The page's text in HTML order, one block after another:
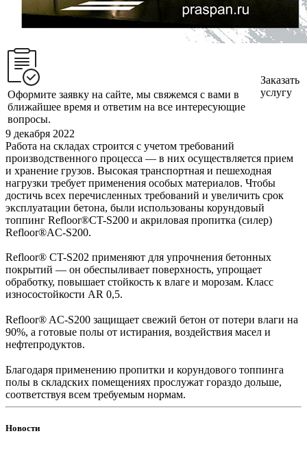
Оформите заявку на сайте, мы свяжемся с вами в
ближайшее время и ответим на все интересующие
вопросы.
Заказать
услугу
9 декабря 2022
Работа на складах строится с учетом требований
производственного процесса — в них осуществляется прием
и хранение грузов. Высокая транспортная и пешеходная
нагрузки требует применения особых материалов. Чтобы
достичь всех перечисленных требований и увеличить срок
эксплуатации бетона, были использованы корундовый
топпинг Refloor®CT-S200 и акриловая пропитка (силер)
Refloor®AC-S200.
Refloor® CT-S202 применяют для упрочнения бетонных
покрытий — он обеспыливает поверхность, упрощает
обработку, повышает стойкость к влаге и морозам. Класс
износостойкости AR 0,5.
Refloor® AC-S200 защищает свежий бетон от потери влаги на
90%, а готовые полы от истирания, воздействия масел и
нефтепродуктов.
Благодаря применению пропитки и корундового топпинга
полы в складских помещениях прослужат гораздо дольше,
соответствуя всем требуемым нормам.
Новости